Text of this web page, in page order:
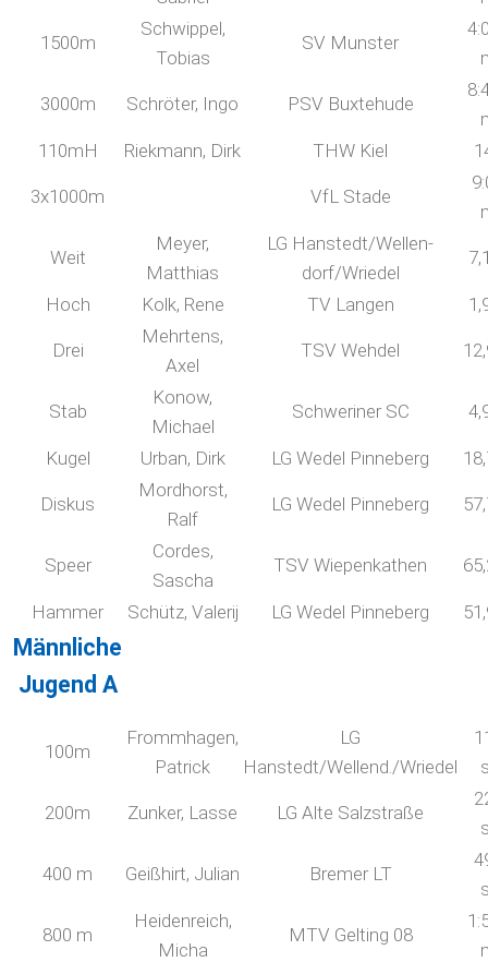
1500m
Schwippel,
Tobias
SV Munster
3000m Schröter, Ingo PSV Buxtehude
110mH
Riekmann, Dirk THW Kiel
3x1000m VfL Stade
Weit
Meyer,
Matthias
LG Hanstedt/Wellen-
dorf/Wriedel
Hoch Kolk, Rene TV Langen
Drei
Mehrtens,
Axel
TSV Wehdel
Stab
Konow,
Michael
Schweriner SC
Kugel Urban, Dirk LG Wedel Pinneberg
Diskus
Mordhorst,
Ralf
LG Wedel Pinneberg
Speer
Cordes,
Sascha
TSV Wiepenkathen
Hammer Schütz, Valerij LG Wedel Pinneberg
Männliche
Jugend A
100m
Frommhagen,
Patrick
LG
Hanstedt/Wellend./Wriedel
200m Zunker, Lasse LG Alte Salzstraße
400 m Geißhirt, Julian Bremer LT
800 m
Heidenreich,
Micha
MTV Gelting 08